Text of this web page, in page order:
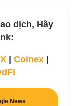
dịch, Hãy
| Coinex |
News